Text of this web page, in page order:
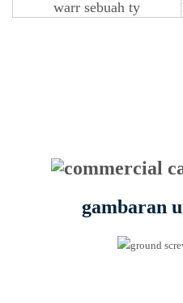
warr sebuah ty
gambaran